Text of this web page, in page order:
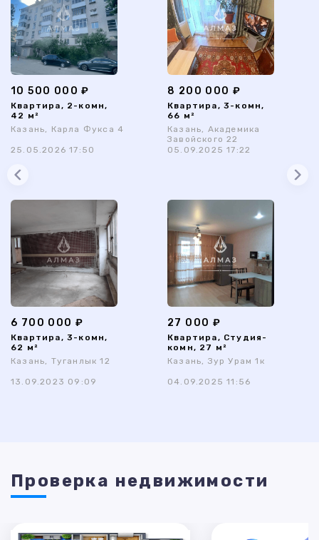
10 500 000 ₽
Квартира, 2-комн,
42 м²
Казань, Карла Фукса 4
25.05.2026 17:50
8 200 000 ₽
Квартира, 3-комн,
66 м²
Казань, Академика
Завойского 22
05.09.2025 17:22
6 700 000 ₽
Квартира, 3-комн,
62 м²
Казань, Туганлык 12
13.09.2023 09:09
27 000 ₽
Квартира, Студия-
комн, 27 м²
Казань, Зур Урам 1к
04.09.2025 11:56
Проверка недвижимости